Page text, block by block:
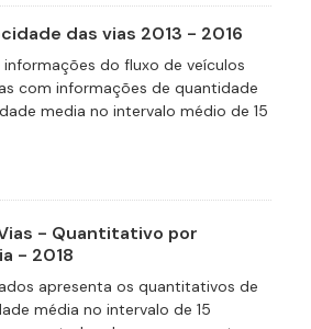
das vias 2013 - 2016
do fluxo de veículos
com informações de quantidade
media no intervalo médio de 15
- Quantitativo por
- 2018
apresenta os quantitativos de
média no intervalo de 15